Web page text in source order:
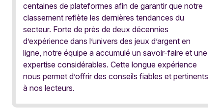
centaines de plateformes afin de garantir que notre
classement reflète les dernières tendances du
secteur. Forte de près de deux décennies
d’expérience dans l’univers des jeux d’argent en
ligne, notre équipe a accumulé un savoir-faire et une
expertise considérables. Cette longue expérience
nous permet d’offrir des conseils fiables et pertinents
à nos lecteurs.